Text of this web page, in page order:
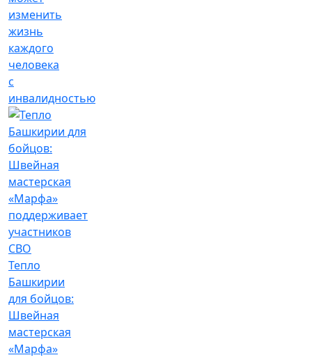
изменить
жизнь
каждого
человека
с
инвалидностью
Тепло
Башкирии
для бойцов:
Швейная
мастерская
«Марфа»